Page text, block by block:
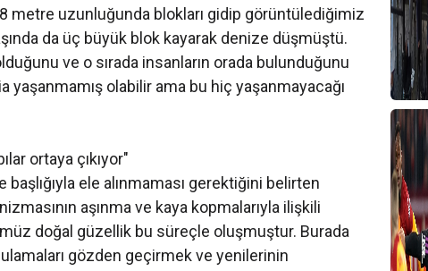
metre uzunluğunda blokları gidip görüntülediğimiz
da üç büyük blok kayarak denize düşmüştü.
ve o sırada insanların orada bulunduğunu
olabilir ama bu hiç yaşanmayacağı
ortaya çıkıyor"
ele alınmaması gerektiğini belirten
aşınma ve kaya kopmalarıyla ilişkili
doğal güzellik bu süreçle oluşmuştur. Burada
gözden geçirmek ve yenilerinin